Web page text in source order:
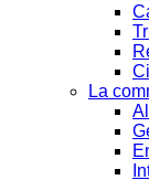
La